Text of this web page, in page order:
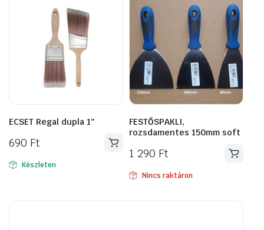
ECSET Regal dupla 1″
690 Ft
Készleten
FESTŐSPAKLI,
rozsdamentes 150mm soft
1 290 Ft
Nincs raktáron